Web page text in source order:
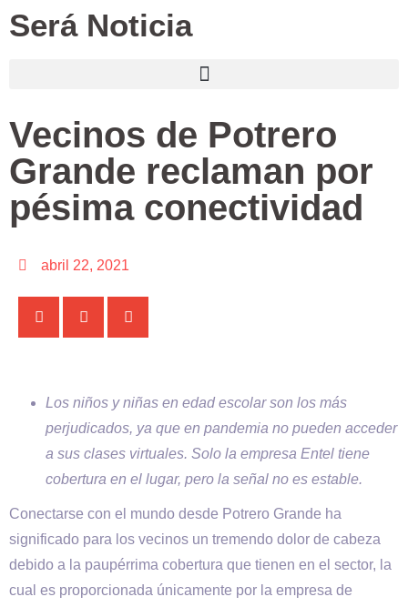
Será Noticia
Vecinos de Potrero
Grande reclaman por
pésima conectividad
abril 22, 2021
Los niños y niñas en edad escolar son los más
perjudicados, ya que en pandemia no pueden acceder
a sus clases virtuales. Solo la empresa Entel tiene
cobertura en el lugar, pero la señal no es estable.
Conectarse con el mundo desde Potrero Grande ha
significado para los vecinos un tremendo dolor de cabeza
debido a la paupérrima cobertura que tienen en el sector, la
cual es proporcionada únicamente por la empresa de